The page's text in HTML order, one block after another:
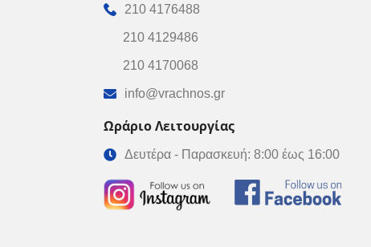
210 4176488
210 4129486
210 4170068
info@vrachnos.gr
Ωράριο Λειτουργίας
Δευτέρα - Παρασκευή: 8:00 έως 16:00